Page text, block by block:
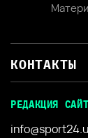
КОНТАКТЫ
РЕДАКЦИЯ